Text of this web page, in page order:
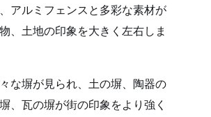
アルミフェンスと多彩な素材が
、土地の印象を大きく左右しま
な塀が見られ、土の塀、陶器の
、瓦の塀が街の印象をより強く